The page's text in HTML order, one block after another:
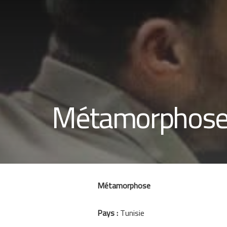
Métamorphose
Pays :Tunisie